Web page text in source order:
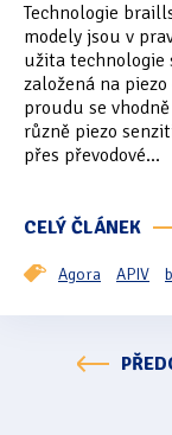
Technologie
modely jsou v
užita
založená na
proudu se
různě piezo
přes převodové...
CELÝ ČLÁNEK
Agora APIV